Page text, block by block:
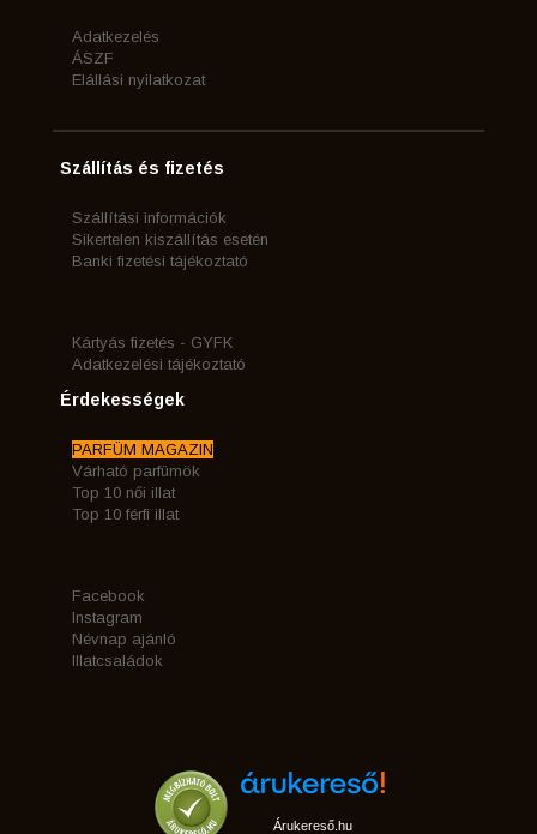
Adatkezelés
ÁSZF
Elállási nyilatkozat
Szállítás és fizetés
Szállítási információk
Sikertelen kiszállítás esetén
Banki fizetési tájékoztató
Kártyás fizetés - GYFK
Adatkezelési tájékoztató
Érdekességek
PARFÜM MAGAZIN
Várható parfümök
Top 10 női illat
Top 10 férfi illat
Facebook
Instagram
Névnap ajánló
Illatcsaládok
Árukereső.hu